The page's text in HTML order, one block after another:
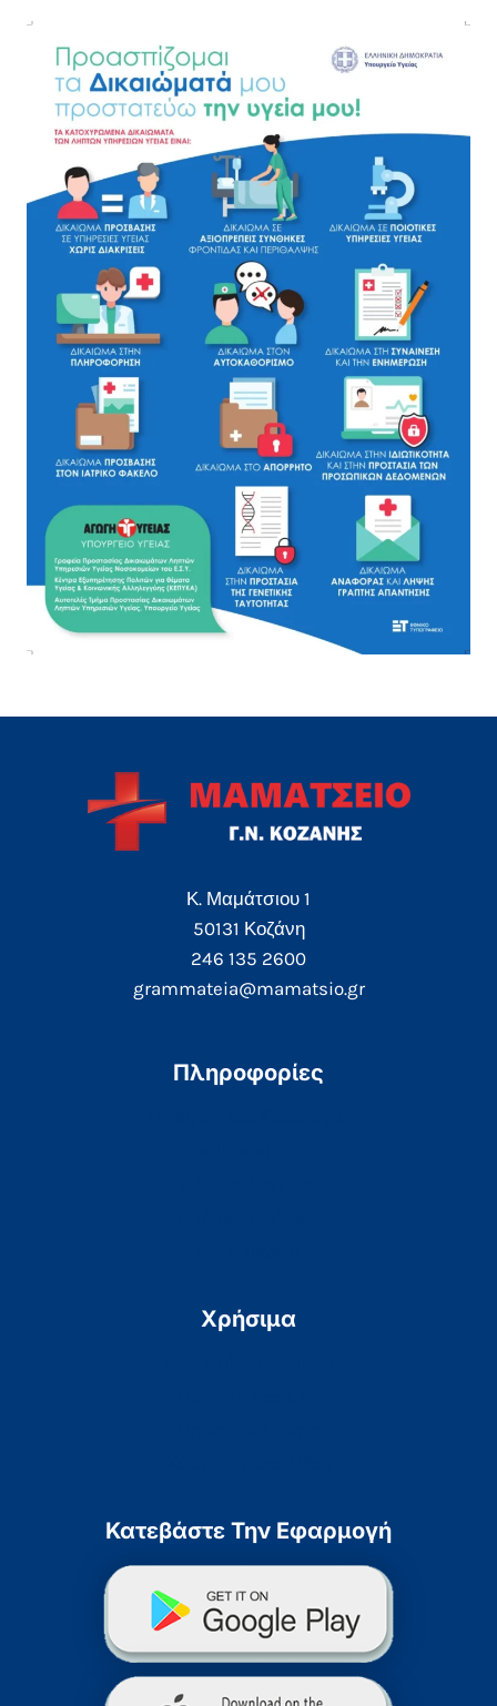
Κ. Μαμάτσιου 1
50131 Κοζάνη
246 135 2600
grammateia@mamatsio.gr
Πληροφορίες
Χρήσιμα
Κατεβάστε Την Εφαρμογή